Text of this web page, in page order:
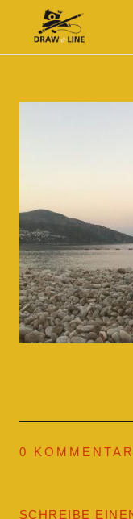
Draw-a-Line Grafik-
0
SCHREIBE